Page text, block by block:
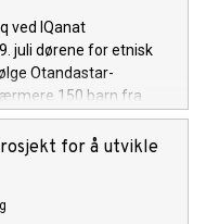
på opptil 60
kulturprogram, med
bryting), alyptar saiysy
armbryting, assyk atu
får også
med en opptre
ved IQanat
juli dørene for etnisk
Otandastar-
150 barn fra
emirater, Russland,
kommet til årets
deltakerne mulighet til
jurter, ri på hest og
for å utvikle